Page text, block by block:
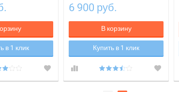
в 1 клик
6 900 руб.
В корзину
Купить в 1 клик